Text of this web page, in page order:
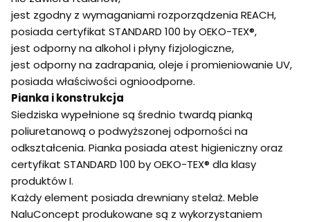
jest zgodny z wymaganiami rozporządzenia REACH,
posiada certyfikat STANDARD 100 by OEKO-TEX®,
jest odporny na alkohol i płyny fizjologiczne,
jest odporny na zadrapania, oleje i promieniowanie UV,
posiada właściwości ognioodporne.
Pianka i konstrukcja
Siedziska wypełnione są średnio twardą pianką
poliuretanową o podwyższonej odporności na
odkształcenia. Pianka posiada atest higieniczny oraz
certyfikat STANDARD 100 by OEKO-TEX® dla klasy
produktów I.
Każdy element posiada drewniany stelaż. Meble
NaluConcept produkowane są z wykorzystaniem